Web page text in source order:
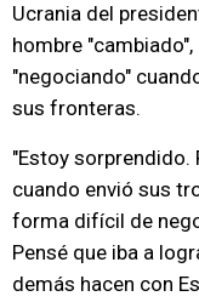
Ucrania del
hombre
"negociando"
sus fronteras.
"Estoy sorprendido.
cuando envió sus
forma difícil de
Pensé que iba a
demás hacen con